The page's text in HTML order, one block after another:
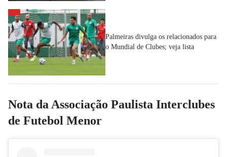
Palmeiras divulga os relacionados para
o Mundial de Clubes; veja lista
Nota da Associação Paulista Interclubes
de Futebol Menor